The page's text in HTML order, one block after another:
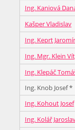
Ing. Kaniová
Kašper Vladislav
Ing. Keprt Jaromír
Ing. Mgr. Klein
Ing. Klepáč
Ing. Knob Josef *
Ing. Kohout Josef
Ing. Kolář